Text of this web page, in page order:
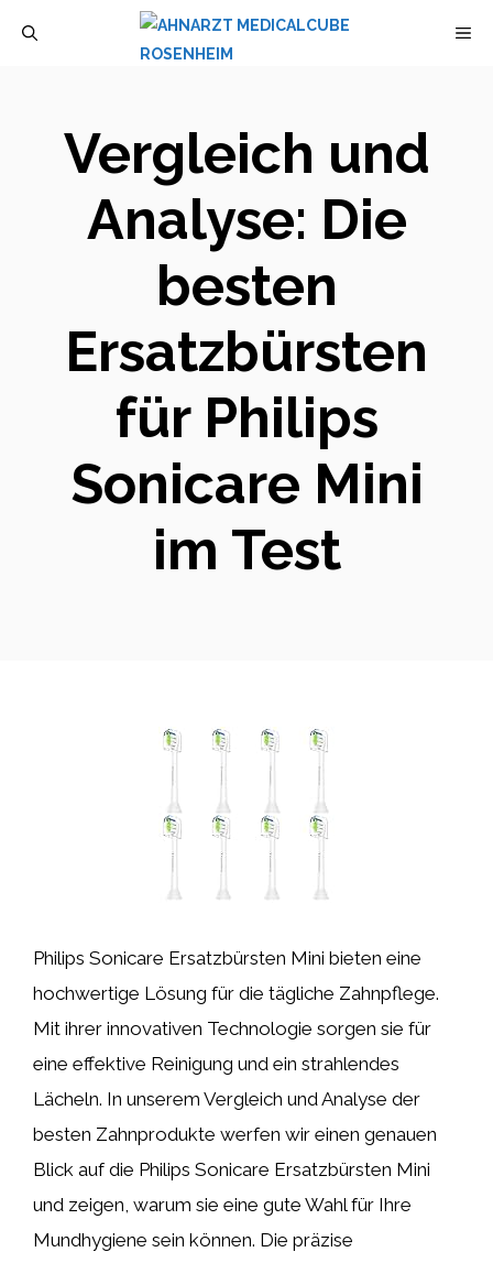
Vergleich und
Analyse: Die
besten
Ersatzbürsten
für Philips
Sonicare Mini
im Test
Philips Sonicare Ersatzbürsten Mini bieten eine
hochwertige Lösung für die tägliche Zahnpflege.
Mit ihrer innovativen Technologie sorgen sie für
eine effektive Reinigung und ein strahlendes
Lächeln. In unserem Vergleich und Analyse der
besten Zahnprodukte werfen wir einen genauen
Blick auf die Philips Sonicare Ersatzbürsten Mini
und zeigen, warum sie eine gute Wahl für Ihre
Mundhygiene sein können. Die präzise